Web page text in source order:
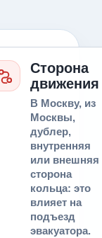
Сторона
движения
В Москву, из
Москвы,
дублер,
внутренняя
или внешняя
сторона
кольца: это
влияет на
подъезд
эвакуатора.